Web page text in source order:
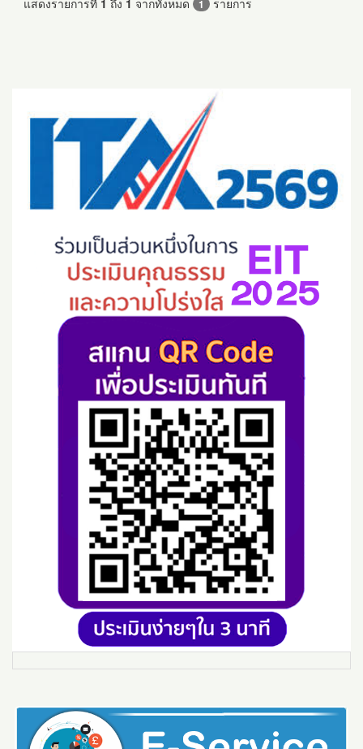
แสดงรายการที่ 1 ถึง 1 จากทั้งหมด 1 รายการ